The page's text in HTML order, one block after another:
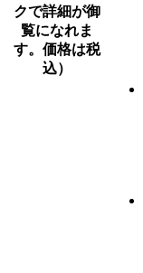
クで詳細が御
覧になれま
す。価格は税
込）